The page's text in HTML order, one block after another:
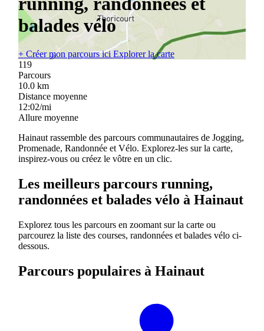
balades vélo
+Créer mon parcours iciExplorer la carte
119
Parcours
10.0 km
Distance moyenne
12:02/mi
Allure moyenne
Hainaut rassemble des parcours communautaires de Jogging,
Promenade, Randonnée et Vélo. Explorez-les sur la carte,
inspirez-vous ou créez le vôtre en un clic.
Les meilleurs parcours running,
randonnées et balades vélo à Hainaut
Explorez tous les parcours en zoomant sur la carte ou
parcourez la liste des courses, randonnées et balades vélo ci-
dessous.
Parcours populaires à Hainaut